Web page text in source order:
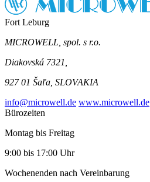
Fort Leburg
MICROWELL, spol. s r.o.
Diakovská 7321,
927 01 Šaľa, SLOVAKIA
info@microwell.de www.microwell.de
Bürozeiten
Montag bis Freitag
9:00 bis 17:00 Uhr
Wochenenden nach Vereinbarung